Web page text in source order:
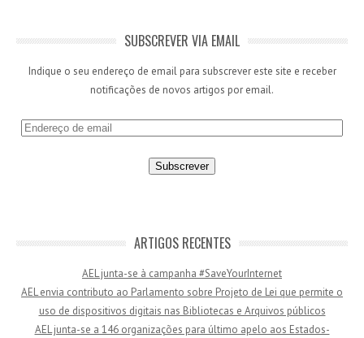
SUBSCREVER VIA EMAIL
Indique o seu endereço de email para subscrever este site e receber
notificações de novos artigos por email.
E
e
ARTIGOS RECENTES
AEL junta-se à campanha #SaveYourInternet
AEL envia contributo ao Parlamento sobre Projeto de Lei que permite o
uso de dispositivos digitais nas Bibliotecas e Arquivos públicos
AEL junta-se a 146 organizações para último apelo aos Estados-